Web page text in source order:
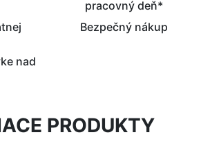
pracovný deň*
Bezpečný nákup
nad
PRODUKTY